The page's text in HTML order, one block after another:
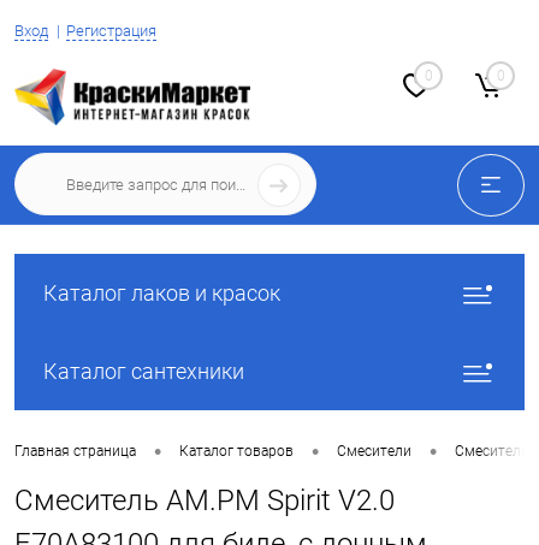
Вход Регистрация
0 0
Каталог лаков и красок
Каталог сантехники
Главная страница • Каталог товаров • Смесители • Смесители
Смеситель AM.PM Spirit V2.0